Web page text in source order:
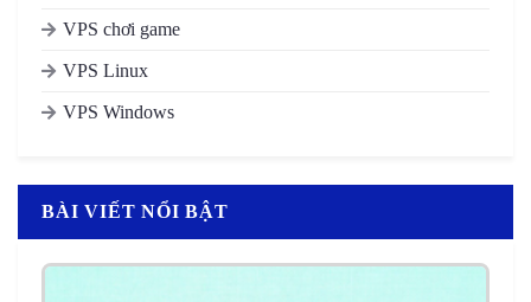
VPS chơi game
VPS Linux
VPS Windows
BÀI VIẾT NỔI BẬT